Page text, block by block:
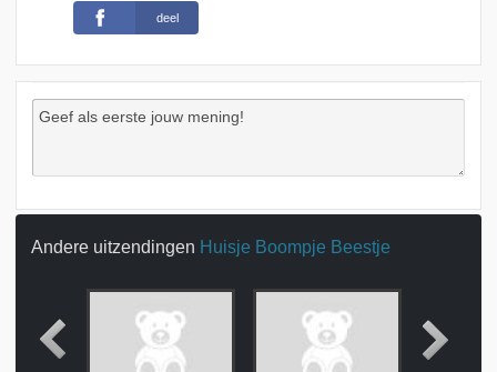
deel
Andere uitzendingen Huisje Boompje Beestje